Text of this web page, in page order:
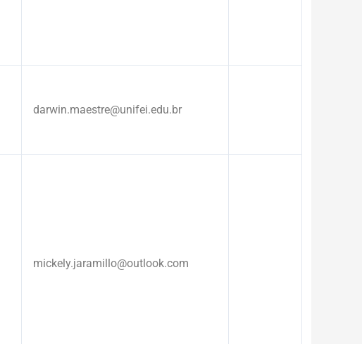
darwin.maestre@unifei.edu.br
mickely.jaramillo@outlook.com